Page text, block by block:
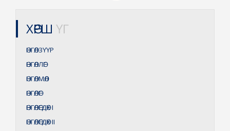
ХӨРШ ҮГ
ӨНГӨЛЗҮҮР
ӨНГӨЛЛӨГ
ӨНГӨЛМӨЛ
ӨНГӨЛӨГ
ӨНГӨЛӨГДӨХI
ӨНГӨЛӨГДӨХII